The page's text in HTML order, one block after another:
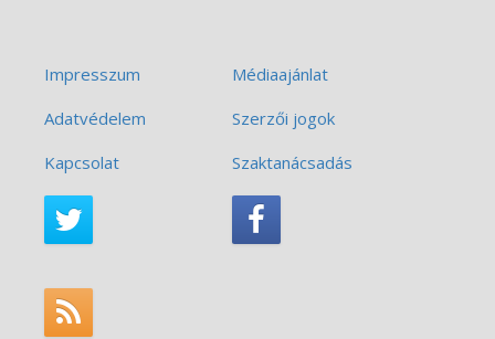
Impresszum
Médiaajánlat
Adatvédelem
Szerzői jogok
Kapcsolat
Szaktanácsadás